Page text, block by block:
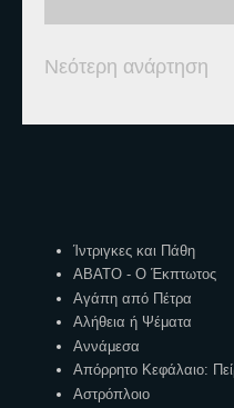
Νεότερη ανάρτηση
Ίντριγκες και Πάθη
ΑΒΑΤΟ - Ο Έκπτωτος
Αγάπη από Πέτρα
Αλήθεια ή Ψέματα
Αννάμεσα
Απόρρητο Κεφάλαιο:
Αστρόπλοιο